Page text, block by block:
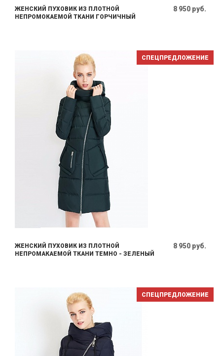
ЖЕНСКИЙ ПУХОВИК ИЗ ПЛОТНОЙ
НЕПРОМОКАЕМОЙ ТКАНИ ГОРЧИЧНЫЙ
8 950 руб.
СПЕЦПРЕДЛОЖЕНИЕ
ЖЕНСКИЙ ПУХОВИК ИЗ ПЛОТНОЙ
НЕПРОМАКАЕМОЙ ТКАНИ ТЕМНО - ЗЕЛЕНЫЙ
8 950 руб.
СПЕЦПРЕДЛОЖЕНИЕ